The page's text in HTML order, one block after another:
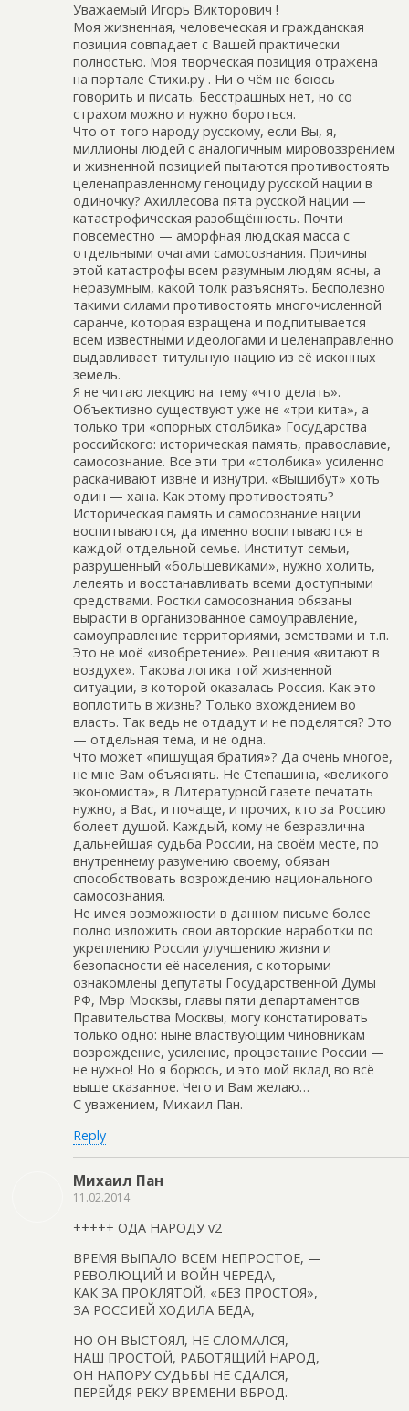
Уважаемый Игорь Викторович !
Моя жизненная, человеческая и гражданская
позиция совпадает с Вашей практически
полностью. Моя творческая позиция отражена
на портале Стихи.ру . Ни о чём не боюсь
говорить и писать. Бесстрашных нет, но со
страхом можно и нужно бороться.
Что от того народу русскому, если Вы, я,
миллионы людей с аналогичным мировоззрением
и жизненной позицией пытаются противостоять
целенаправленному геноциду русской нации в
одиночку? Ахиллесова пята русской нации —
катастрофическая разобщённость. Почти
повсеместно — аморфная людская масса с
отдельными очагами самосознания. Причины
этой катастрофы всем разумным людям ясны, а
неразумным, какой толк разъяснять. Бесполезно
такими силами противостоять многочисленной
саранче, которая взращена и подпитывается
всем известными идеологами и целенаправленно
выдавливает титульную нацию из её исконных
земель.
Я не читаю лекцию на тему «что делать».
Объективно существуют уже не «три кита», а
только три «опорных столбика» Государства
российского: историческая память, православие,
самосознание. Все эти три «столбика» усиленно
раскачивают извне и изнутри. «Вышибут» хоть
один — хана. Как этому противостоять?
Историческая память и самосознание нации
воспитываются, да именно воспитываются в
каждой отдельной семье. Институт семьи,
разрушенный «большевиками», нужно холить,
лелеять и восстанавливать всеми доступными
средствами. Ростки самосознания обязаны
вырасти в организованное самоуправление,
самоуправление территориями, земствами и т.п.
Это не моё «изобретение». Решения «витают в
воздухе». Такова логика той жизненной
ситуации, в которой оказалась Россия. Как это
воплотить в жизнь? Только вхождением во
власть. Так ведь не отдадут и не поделятся? Это
— отдельная тема, и не одна.
Что может «пишущая братия»? Да очень многое,
не мне Вам объяснять. Не Степашина, «великого
экономиста», в Литературной газете печатать
нужно, а Вас, и почаще, и прочих, кто за Россию
болеет душой. Каждый, кому не безразлична
дальнейшая судьба России, на своём месте, по
внутреннему разумению своему, обязан
способствовать возрождению национального
самосознания.
Не имея возможности в данном письме более
полно изложить свои авторские наработки по
укреплению России улучшению жизни и
безопасности её населения, с которыми
ознакомлены депутаты Государственной Думы
РФ, Мэр Москвы, главы пяти департаментов
Правительства Москвы, могу констатировать
только одно: ныне властвующим чиновникам
возрождение, усиление, процветание России —
не нужно! Но я борюсь, и это мой вклад во всё
выше сказанное. Чего и Вам желаю…
С уважением, Михаил Пан.
Reply
Михаил Пан
11.02.2014
+++++ ОДА НАРОДУ v2
ВРЕМЯ ВЫПАЛО ВСЕМ НЕПРОСТОЕ, —
РЕВОЛЮЦИЙ И ВОЙН ЧЕРЕДА,
КАК ЗА ПРОКЛЯТОЙ, «БЕЗ ПРОСТОЯ»,
ЗА РОССИЕЙ ХОДИЛА БЕДА,
НО ОН ВЫСТОЯЛ, НЕ СЛОМАЛСЯ,
НАШ ПРОСТОЙ, РАБОТЯЩИЙ НАРОД,
ОН НАПОРУ СУДЬБЫ НЕ СДАЛСЯ,
ПЕРЕЙДЯ РЕКУ ВРЕМЕНИ ВБРОД.